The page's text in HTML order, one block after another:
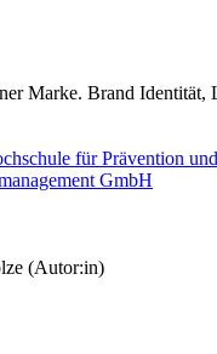
Marke. Brand Identität,
für Prävention und
GmbH
(Autor:in)